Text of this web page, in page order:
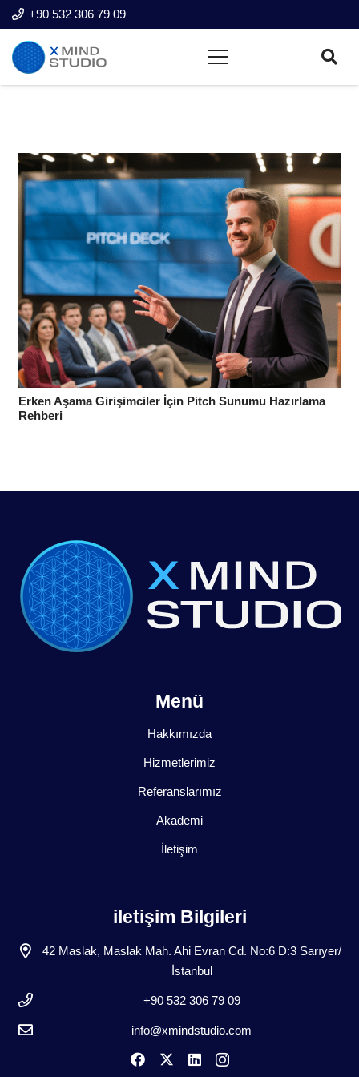
+90 532 306 79 09
Erken Aşama Girişimciler İçin Pitch Sunumu Hazırlama
Rehberi
Menü
Hakkımızda
Hizmetlerimiz
Referanslarımız
Akademi
İletişim
iletişim Bilgileri
42 Maslak, Maslak Mah. Ahi Evran Cd. No:6 D:3 Sarıyer/
İstanbul
+90 532 306 79 09
info@xmindstudio.com